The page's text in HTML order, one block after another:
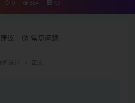
0 554 9.9
议 常见问题